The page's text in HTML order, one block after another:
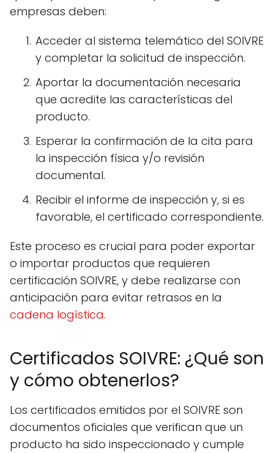
empresas deben:
Acceder al sistema telemático del SOIVRE
y completar la solicitud de inspección.
Aportar la documentación necesaria
que acredite las características del
producto.
Esperar la confirmación de la cita para
la inspección física y/o revisión
documental.
Recibir el informe de inspección y, si es
favorable, el certificado correspondiente.
Este proceso es crucial para poder exportar
o importar productos que requieren
certificación SOIVRE, y debe realizarse con
anticipación para evitar retrasos en la
cadena logística.
Certificados SOIVRE: ¿Qué son
y cómo obtenerlos?
Los certificados emitidos por el SOIVRE son
documentos oficiales que verifican que un
producto ha sido inspeccionado y cumple